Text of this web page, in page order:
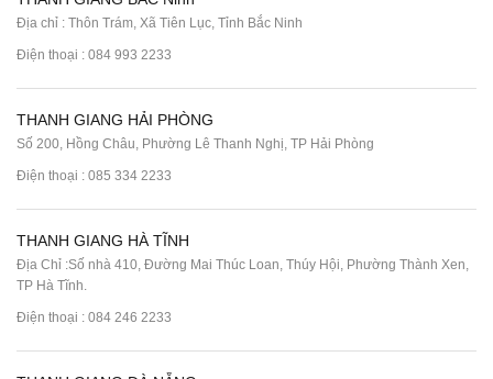
Địa chỉ : Thôn Trám, Xã Tiên Lục, Tỉnh Bắc Ninh
Điện thoại : 084 993 2233
THANH GIANG HẢI PHÒNG
Số 200, Hồng Châu, Phường Lê Thanh Nghị, TP Hải Phòng
Điện thoại : 085 334 2233
THANH GIANG HÀ TĨNH
Địa Chỉ :Số nhà 410, Đường Mai Thúc Loan, Thúy Hội, Phường Thành Xen,
TP Hà Tĩnh.
Điện thoại : 084 246 2233